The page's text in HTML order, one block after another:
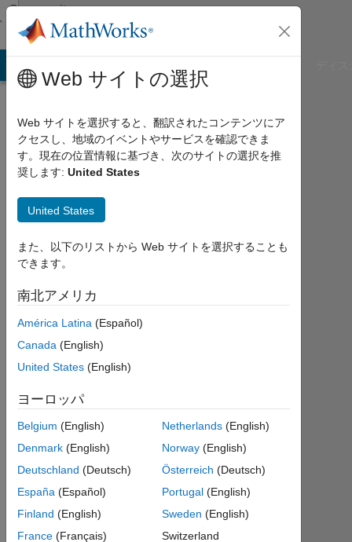
コンテンツへスキップ
Community
Profile
EMILIO
BASTA
Last
5年
以上
年
か
テ
ィ
ブ
Followers:
Web サイトの選択
Web サイトを選択すると、翻訳されたコンテンツにア
クセスし、地域のイベントやサービスを確認できま
す。現在の位置情報に基づき、次のサイトの選択を推
奨します: United States
United States
また、以下のリストから Web サイトを選択することも
できます。
南北アメリカ
América Latina (Español)
Canada (English)
United States (English)
ヨーロッパ
Belgium (English)
Denmark (English)
Deutschland (Deutsch)
España (Español)
Finland (English)
France (Français)
Netherlands (English)
Norway (English)
Österreich (Deutsch)
Portugal (English)
Sweden (English)
Switzerland